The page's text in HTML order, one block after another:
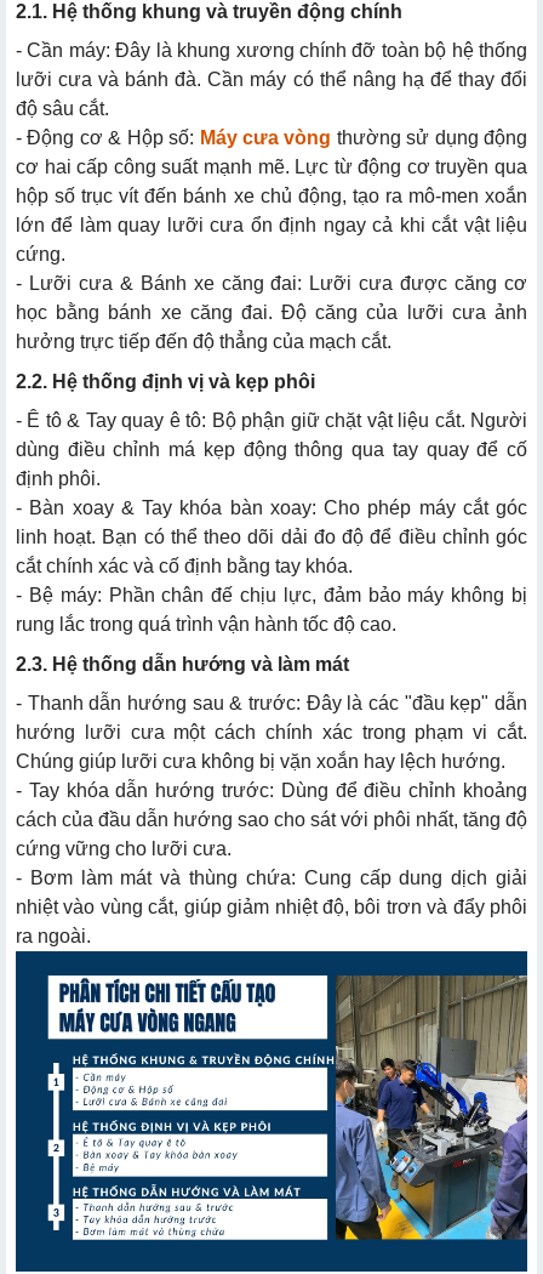
2.1. Hệ thống khung và truyền động chính
- Cần máy: Đây là khung xương chính đỡ toàn bộ hệ thống
lưỡi cưa và bánh đà. Cần máy có thể nâng hạ để thay đổi
độ sâu cắt.
- Động cơ & Hộp số: Máy cưa vòng thường sử dụng động
cơ hai cấp công suất mạnh mẽ. Lực từ động cơ truyền qua
hộp số trục vít đến bánh xe chủ động, tạo ra mô-men xoắn
lớn để làm quay lưỡi cưa ổn định ngay cả khi cắt vật liệu
cứng.
- Lưỡi cưa & Bánh xe căng đai: Lưỡi cưa được căng cơ
học bằng bánh xe căng đai. Độ căng của lưỡi cưa ảnh
hưởng trực tiếp đến độ thẳng của mạch cắt.
2.2. Hệ thống định vị và kẹp phôi
- Ê tô & Tay quay ê tô: Bộ phận giữ chặt vật liệu cắt. Người
dùng điều chỉnh má kẹp động thông qua tay quay để cố
định phôi.
- Bàn xoay & Tay khóa bàn xoay: Cho phép máy cắt góc
linh hoạt. Bạn có thể theo dõi dải đo độ để điều chỉnh góc
cắt chính xác và cố định bằng tay khóa.
- Bệ máy: Phần chân đế chịu lực, đảm bảo máy không bị
rung lắc trong quá trình vận hành tốc độ cao.
2.3. Hệ thống dẫn hướng và làm mát
- Thanh dẫn hướng sau & trước: Đây là các "đầu kẹp" dẫn
hướng lưỡi cưa một cách chính xác trong phạm vi cắt.
Chúng giúp lưỡi cưa không bị vặn xoắn hay lệch hướng.
- Tay khóa dẫn hướng trước: Dùng để điều chỉnh khoảng
cách của đầu dẫn hướng sao cho sát với phôi nhất, tăng độ
cứng vững cho lưỡi cưa.
- Bơm làm mát và thùng chứa: Cung cấp dung dịch giải
nhiệt vào vùng cắt, giúp giảm nhiệt độ, bôi trơn và đẩy phôi
ra ngoài.